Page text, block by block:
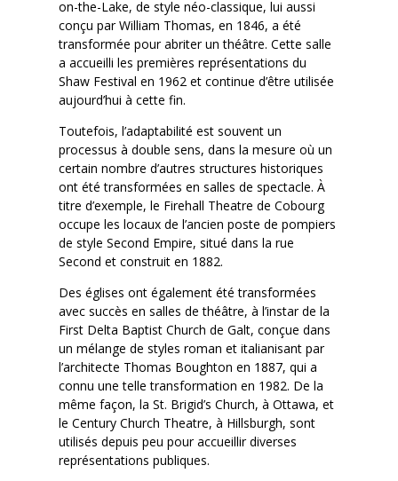
on-the-Lake, de style néo-classique, lui aussi
conçu par William Thomas, en 1846, a été
transformée pour abriter un théâtre. Cette salle
a accueilli les premières représentations du
Shaw Festival en 1962 et continue d’être utilisée
aujourd’hui à cette fin.
Toutefois, l’adaptabilité est souvent un
processus à double sens, dans la mesure où un
certain nombre d’autres structures historiques
ont été transformées en salles de spectacle. À
titre d’exemple, le Firehall Theatre de Cobourg
occupe les locaux de l’ancien poste de pompiers
de style Second Empire, situé dans la rue
Second et construit en 1882.
Des églises ont également été transformées
avec succès en salles de théâtre, à l’instar de la
First Delta Baptist Church de Galt, conçue dans
un mélange de styles roman et italianisant par
l’architecte Thomas Boughton en 1887, qui a
connu une telle transformation en 1982. De la
même façon, la St. Brigid’s Church, à Ottawa, et
le Century Church Theatre, à Hillsburgh, sont
utilisés depuis peu pour accueillir diverses
représentations publiques.